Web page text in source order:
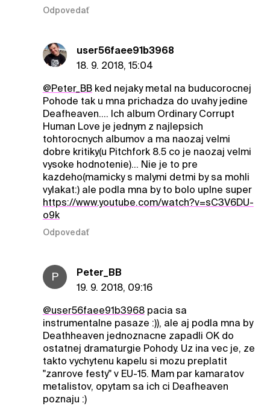
Odpovedať
user56faee91b3968
18. 9. 2018, 15:04
@Peter_BBked nejaky metal na buducorocnej
Pohode tak u mna prichadza do uvahy jedine
Deafheaven.... Ich album Ordinary Corrupt
Human Love je jednym z najlepsich
tohtorocnych albumov a ma naozaj velmi
dobre kritiky(u Pitchfork 8.5 co je naozaj velmi
vysoke hodnotenie)... Nie je to pre
kazdeho(mamicky s malymi detmi by sa mohli
vylakat:) ale podla mna by to bolo uplne super
https://www.youtube.com/watch?v=sC3V6DU-
o9k
Odpovedať
P
Peter_BB
19. 9. 2018, 09:16
@user56faee91b3968pacia sa
instrumentalne pasaze :)), ale aj podla mna by
Deathheaven jednoznacne zapadli OK do
ostatnej dramaturgie Pohody. Uz ina vec je, ze
takto vychytenu kapelu si mozu preplatit
"zanrove festy" v EU-15. Mam par kamaratov
metalistov, opytam sa ich ci Deafheaven
poznaju :)